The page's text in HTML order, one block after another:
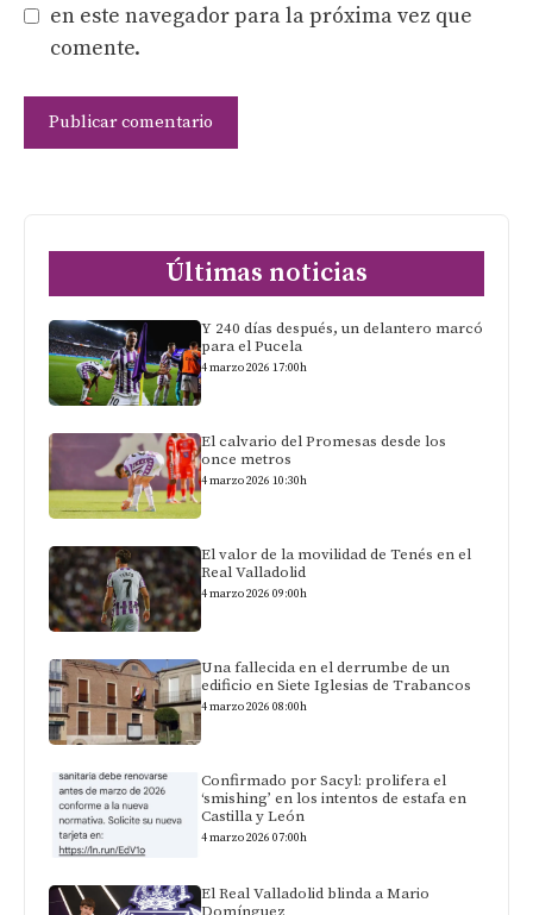
en este navegador para la próxima vez que
comente.
Últimas noticias
Y 240 días después, un delantero marcó
para el Pucela
4 marzo 2026 17:00h
El calvario del Promesas desde los
once metros
4 marzo 2026 10:30h
El valor de la movilidad de Tenés en el
Real Valladolid
4 marzo 2026 09:00h
Una fallecida en el derrumbe de un
edificio en Siete Iglesias de Trabancos
4 marzo 2026 08:00h
Confirmado por Sacyl: prolifera el
‘smishing’ en los intentos de estafa en
Castilla y León
4 marzo 2026 07:00h
El Real Valladolid blinda a Mario